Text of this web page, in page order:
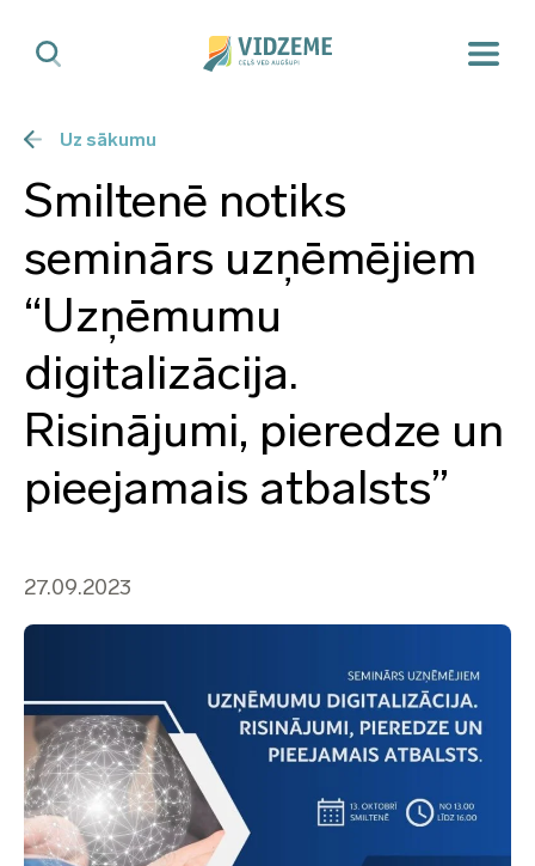
Uz sākumu
Smiltenē notiks
seminārs uzņēmējiem
“Uzņēmumu
digitalizācija.
Risinājumi, pieredze un
pieejamais atbalsts”
27.09.2023